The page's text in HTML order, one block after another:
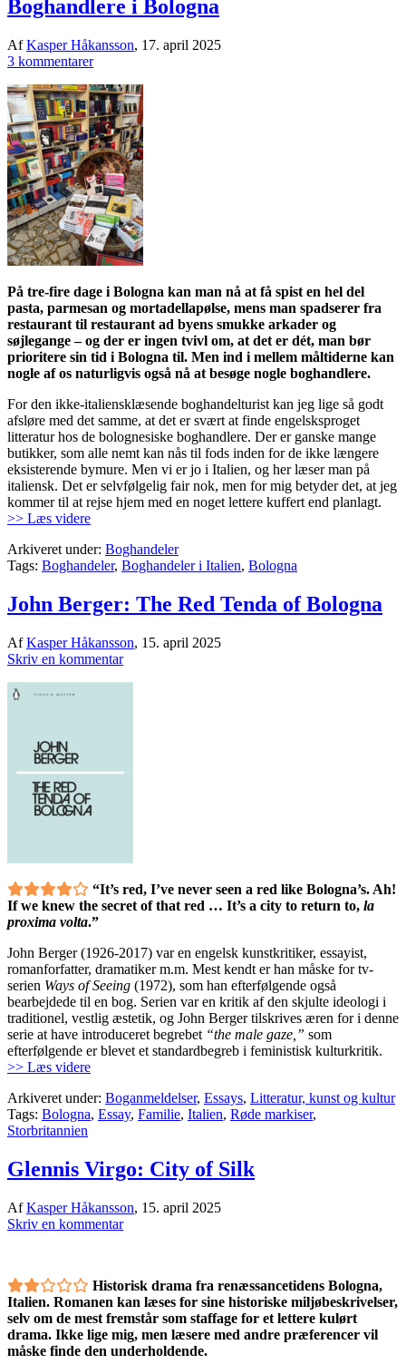
Boghandlere i Bologna
AfKasper Håkansson, 17. april 2025
3 kommentarer
På tre-fire dage i Bologna kan man nå at få spist en hel del
pasta, parmesan og mortadellapølse, mens man spadserer fra
restaurant til restaurant ad byens smukke arkader og
søjlegange – og der er ingen tvivl om, at det er dét, man bør
prioritere sin tid i Bologna til. Men ind i mellem måltiderne kan
nogle af os naturligvis også nå at besøge nogle boghandlere.
For den ikke-italiensklæsende boghandelturist kan jeg lige så godt
afsløre med det samme, at det er svært at finde engelsksproget
litteratur hos de bolognesiske boghandlere. Der er ganske mange
butikker, som alle nemt kan nås til fods inden for de ikke længere
eksisterende bymure. Men vi er jo i Italien, og her læser man på
italiensk. Det er selvfølgelig fair nok, men for mig betyder det, at jeg
kommer til at rejse hjem med en noget lettere kuffert end planlagt.
>> Læs videre
Arkiveret under: Boghandeler
Tags: Boghandeler, Boghandeler i Italien, Bologna
John Berger: The Red Tenda of Bologna
AfKasper Håkansson, 15. april 2025
Skriv en kommentar
“It’s red, I’ve never seen a red like Bologna’s. Ah!
If we knew the secret of that red … It’s a city to return to, la
proxima volta.”
John Berger (1926-2017) var en engelsk kunstkritiker, essayist,
romanforfatter, dramatiker m.m. Mest kendt er han måske for tv-
serien Ways of Seeing (1972), som han efterfølgende også
bearbejdede til en bog. Serien var en kritik af den skjulte ideologi i
traditionel, vestlig æstetik, og John Berger tilskrives æren for i denne
serie at have introduceret begrebet “the male gaze,” som
efterfølgende er blevet et standardbegreb i feministisk kulturkritik.
>> Læs videre
Arkiveret under: Boganmeldelser, Essays, Litteratur, kunst og kultur
Tags: Bologna, Essay, Familie, Italien, Røde markiser,
Storbritannien
Glennis Virgo: City of Silk
AfKasper Håkansson, 15. april 2025
Skriv en kommentar
Historisk drama fra renæssancetidens Bologna,
Italien. Romanen kan læses for sine historiske miljøbeskrivelser,
selv om de mest fremstår som staffage for et lettere kulørt
drama. Ikke lige mig, men læsere med andre præferencer vil
måske finde den underholdende.